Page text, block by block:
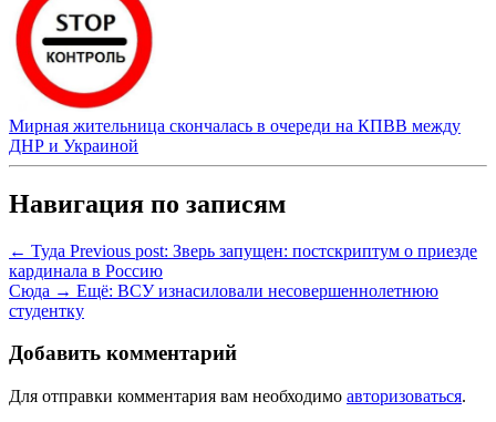
Мирная жительница скончалась в очереди на КПВВ между
ДНР и Украиной
Навигация по записям
← Туда Previous post: Зверь запущен: постскриптум о приезде
кардинала в Россию
Сюда → Ещё: ВСУ изнасиловали несовершеннолетнюю
студентку
Добавить комментарий
Для отправки комментария вам необходимо авторизоваться.